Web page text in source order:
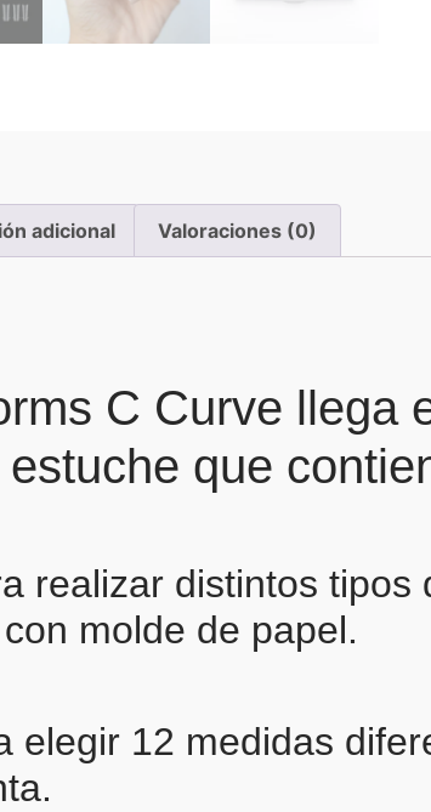
adicional Valoraciones (0)
C Curve llega
estuche que
realizar distintos
molde de papel.
elegir 12 medidas